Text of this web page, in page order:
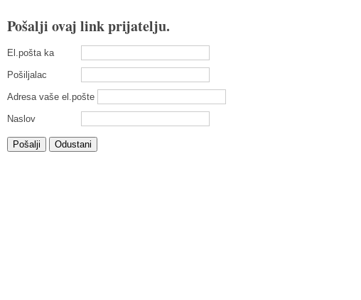
Pošalji ovaj link prijatelju.
El.pošta ka
Pošiljalac
Adresa vaše el.pošte
Naslov
Pošalji Odustani